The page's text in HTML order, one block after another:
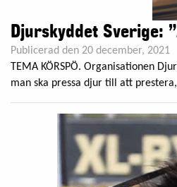
Djurskyddet Sverige:
Publicerad den 20 december, 2021
TEMA KÖRSPÖ. Organisationen
man ska pressa djur till att